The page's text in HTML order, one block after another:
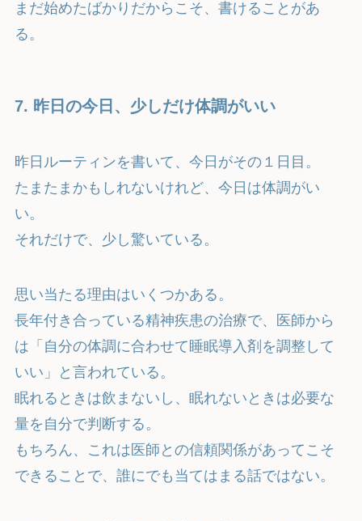
まだ始めたばかりだからこそ、書けることがあ
る。
7. 昨日の今日、少しだけ体調がいい
昨日ルーティンを書いて、今日がその１日目。
たまたまかもしれないけれど、今日は体調がい
い。
それだけで、少し驚いている。
思い当たる理由はいくつかある。
長年付き合っている精神疾患の治療で、医師から
は「自分の体調に合わせて睡眠導入剤を調整して
いい」と言われている。
眠れるときは飲まないし、眠れないときは必要な
量を自分で判断する。
もちろん、これは医師との信頼関係があってこそ
できることで、誰にでも当てはまる話ではない。